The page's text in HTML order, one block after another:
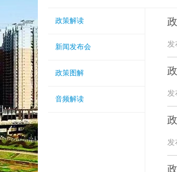
政策解读
新闻发布会
政策图解
音频解读
发
发
发